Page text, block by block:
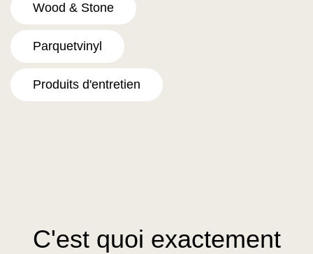
Wood & Stone
Parquetvinyl
Produits d'entretien
C'est quoi exactement